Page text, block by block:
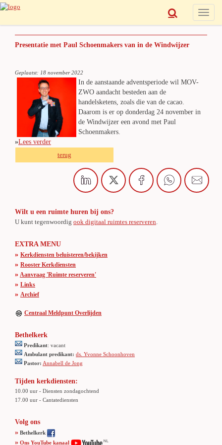
Toggle
Presentatie met Paul Schoenmakers van in de Windwijzer
Geplaatst: 18 november 2022
In de aanstaande adventsperiode wil MOV-
ZWO aandacht besteden aan de
handelsketens, zoals die van de cacao.
Daarom is er op donderdag 24 november in
de Windwijzer een avond met Paul
Schoenmakers.
»Lees verder
terug
Wilt u een ruimte huren bij ons?
U kunt tegenwoordig ook digitaal ruimtes reserveren
EXTRA MENU
» Kerkdiensten beluisteren/bekijken
» Rooster Kerkdiensten
» Aanvraag 'Ruimte reserveren'
» Links
» Archief
Centraal Meldpunt Overlijden
Bethelkerk
Predikant: vacant
Ambulant predikant: ds. Yvonne Schoonhoven
Pastor: Annabell de Jong
Tijden kerkdiensten:
10.00 uur - Diensten zondagochtend
17.00 uur - Cantatediensten
Volg ons
» Bethelkerk
» Ons YouTube kanaal